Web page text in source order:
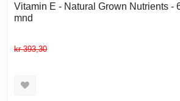
Vitamin E - Natural Grown Nutrients -
mnd
kr 393,30